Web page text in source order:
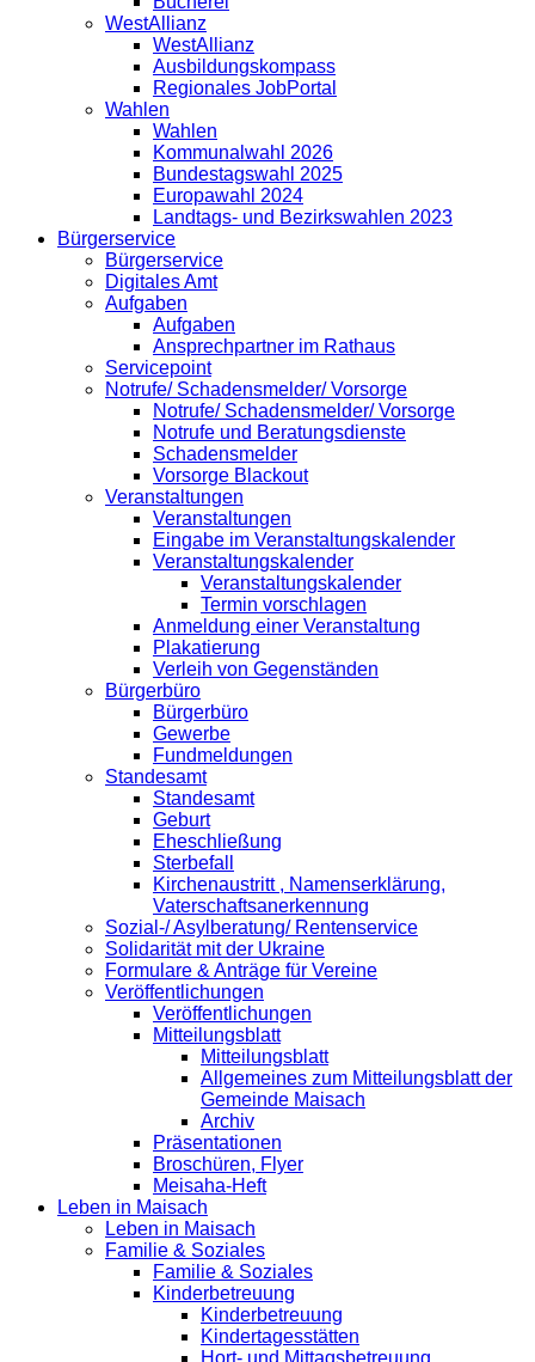
WestAllianz
WestAllianz
Ausbildungskompass
Regionales JobPortal
Wahlen
Wahlen
Kommunalwahl 2026
Bundestagswahl 2025
Europawahl 2024
Landtags- und Bezirkswahlen 2023
Bürgerservice
Bürgerservice
Digitales Amt
Aufgaben
Aufgaben
Ansprechpartner im Rathaus
Servicepoint
Notrufe/ Schadensmelder/ Vorsorge
Notrufe/ Schadensmelder/ Vorsorge
Notrufe und Beratungsdienste
Schadensmelder
Vorsorge Blackout
Veranstaltungen
Veranstaltungen
Eingabe im Veranstaltungskalender
Veranstaltungskalender
Veranstaltungskalender
Termin vorschlagen
Anmeldung einer Veranstaltung
Plakatierung
Verleih von Gegenständen
Bürgerbüro
Bürgerbüro
Gewerbe
Fundmeldungen
Standesamt
Standesamt
Geburt
Eheschließung
Sterbefall
Kirchenaustritt , Namenserklärung,
Vaterschaftsanerkennung
Sozial-/ Asylberatung/ Rentenservice
Solidarität mit der Ukraine
Formulare & Anträge für Vereine
Veröffentlichungen
Veröffentlichungen
Mitteilungsblatt
Mitteilungsblatt
Allgemeines zum Mitteilungsblatt der
Gemeinde Maisach
Archiv
Präsentationen
Broschüren, Flyer
Meisaha-Heft
Leben in Maisach
Leben in Maisach
Familie & Soziales
Familie & Soziales
Kinderbetreuung
Kinderbetreuung
Kindertagesstätten
Hort- und Mittagsbetreuung